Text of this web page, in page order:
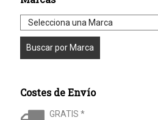
Costes de Envío
GRATIS *